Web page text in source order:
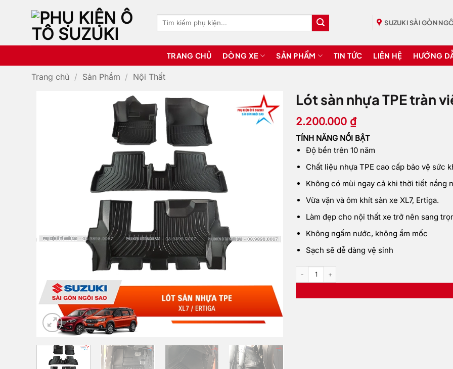
dung
Tìm
SUZUKI SÀI GÒN
TRANG CHỦ DÒNG XE SẢN PHẨM TIN TỨC LIÊN HỆ HƯỚNG
Trang chủ / Sản Phẩm / Nội Thất
Lót sàn nhựa TPE tràn
2.200.000 ₫
TÍNH NĂNG NỔI BẬT
Độ bền trên 10 năm
Chất liệu nhựa TPE cao cấp bảo vệ sức
Không có mùi ngay cả khi thời tiết nắng
Vừa vặn và ôm khít sàn xe XL7, Ertiga.
Làm đẹp cho nội thất xe trở nên sang
Không ngấm nước, không ẩm mốc
Sạch sẽ dễ dàng vệ sinh
Lót sàn nhựa TPE tràn viền số lượng